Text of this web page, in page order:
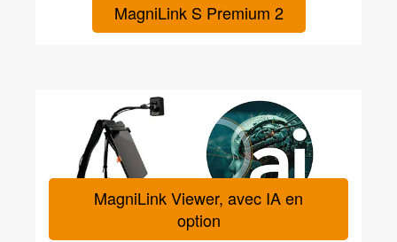
MagniLink S Premium 2
MagniLink Viewer, avec IA en
option